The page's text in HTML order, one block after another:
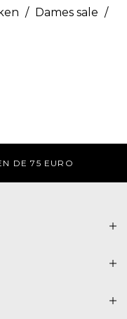
/ Dames sale /
VOOR 17:00 UUR